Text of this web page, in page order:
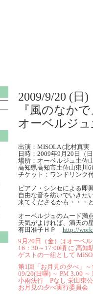
2009/9/20 (日)
『風のな
オーベルジ
出演：MISOLA (北村
日時：2009年9月20日（
場所：オーベルジュ土佐
高知県高知市土佐山東川
チケット：ワンドリン
ピアノ・シンセによる即
自由な音を紡いでいきた
来てくださるかも・・・
オーベルジュのムード満
天気がよければ、満天の
有田准子ＨＰ http://
9月20日（金）はオーベル
16：30～17:00頃 に 高知
ゲストの一組として
第1回「お月見の夕べ」
09/20(日曜) ～ PM 3:00 ～
小雨決行 Pなし 栄田東公
お月見の夕べ実行委員